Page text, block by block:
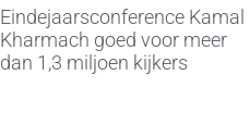
Eindejaarsconference Kamal
Kharmach goed voor meer
dan 1,3 miljoen kijkers